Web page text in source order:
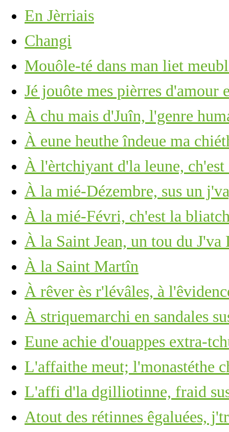
En Jèrriais
Changi
Mouôle-té dans man liet
Jé jouôte mes pièrres d'amour
À chu mais d'Juîn, l'genre
À eune heuthe îndeue ma
À l'èrtchiyant d'la leune, ch'est
À la mié-Dézembre, sus un
À la mié-Févri, ch'est la
À la Saint Jean, un tou du
À la Saint Martîn
À rêver ès r'lévâles, à
À striquemarchi en sandales
Eune achie d'ouappes extra-
L'affaithe meut; l'monastéthe
L'affi d'la dgilliotinne, fraid
Atout des rétinnes êgaluées,